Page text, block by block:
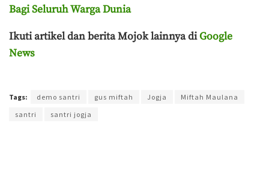
Bagi Seluruh Warga Dunia
Ikuti artikel dan berita Mojok lainnya diGoogle
News
Tags: demo santri gus miftah Jogja
Miftah Maulana
santri
santri jogja